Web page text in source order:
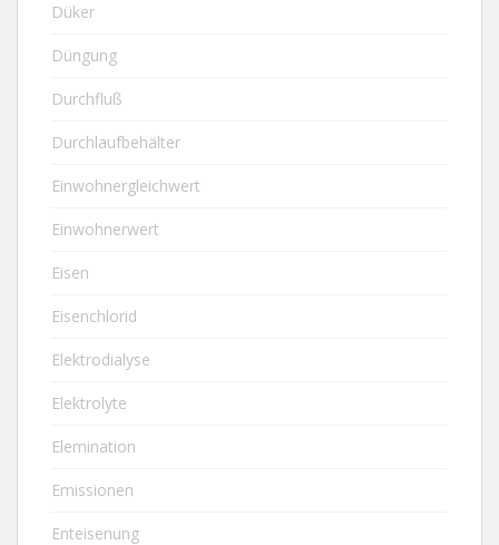
Düker
Düngung
Durchfluß
Durchlaufbehälter
Einwohnergleichwert
Einwohnerwert
Eisen
Eisenchlorid
Elektrodialyse
Elektrolyte
Elemination
Emissionen
Enteisenung